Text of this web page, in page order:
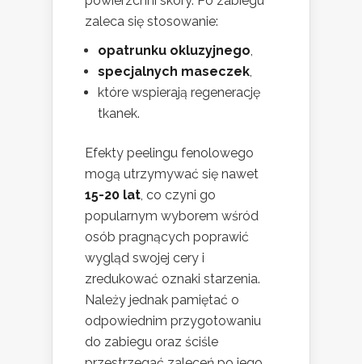
zaleca się stosowanie:
opatrunku okluzyjnego
specjalnych maseczek
które wspierają regenerację
tkanek.
Efekty peelingu fenolowego
mogą utrzymywać się nawet
15-20 lat , co czyni go
popularnym wyborem wśród
osób pragnących poprawić
wygląd swojej cery i
zredukować oznaki starzenia.
Należy jednak pamiętać o
odpowiednim przygotowaniu
do zabiegu oraz ściśle